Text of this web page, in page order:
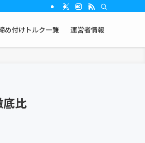
め付けトルク一覧 運営者情報
底比